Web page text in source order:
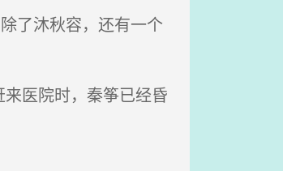
了沐秋容，还有一个
医院时，秦筝已经昏